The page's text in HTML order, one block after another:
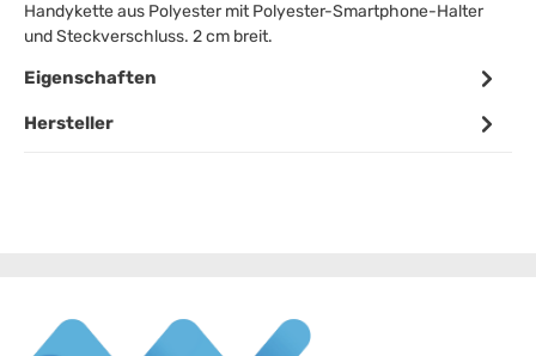
Handykette aus Polyester mit Polyester-Smartphone-Halter
und Steckverschluss. 2 cm breit.
Eigenschaften
Hersteller